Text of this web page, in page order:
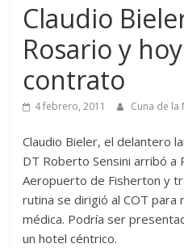
Claudio
Rosario y
contrato
4 febrero, 2011 Cuna de la
Claudio Bieler, el delantero
DT Roberto Sensini arribó a
Aeropuerto de Fisherton y
rutina se dirigió al COT para
médica. Podría ser
un hotel céntrico.